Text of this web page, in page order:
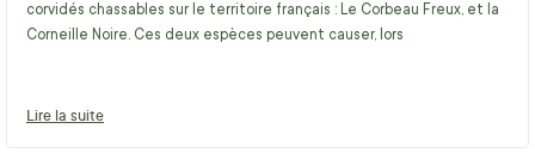
corvidés chassables sur le territoire français : Le Corbeau Freux, et la
Corneille Noire. Ces deux espèces peuvent causer, lors
Lire la suite